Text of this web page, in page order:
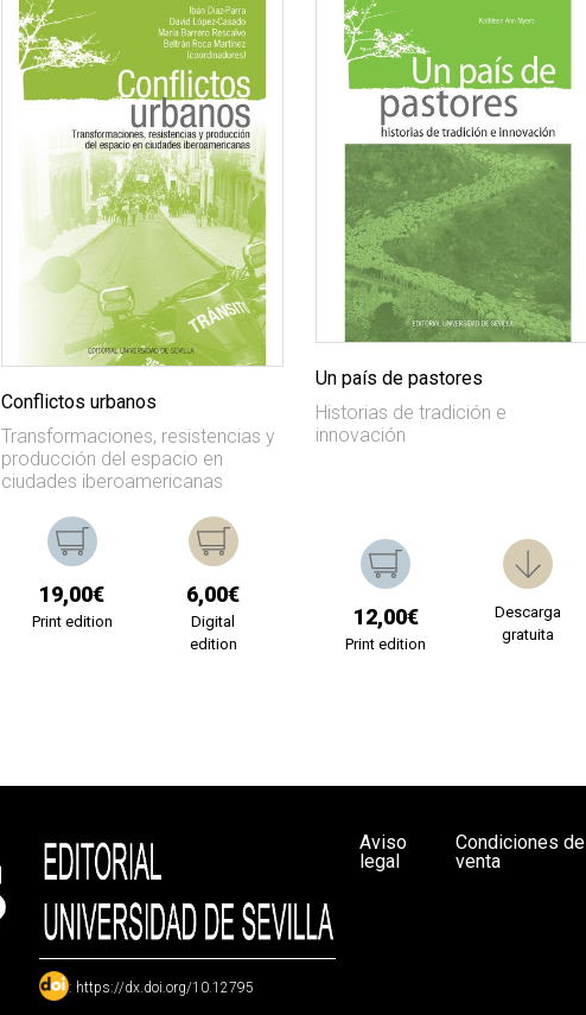
Conflictos urbanos
Transformaciones, resistencias y
producción del espacio en
ciudades iberoamericanas
19,00€
Print edition
6,00€
Digital
edition
Un país de pastores
Historias de tradición e
innovación
12,00€
Print edition
Descarga
gratuita
: https://dx.doi.org/10.12795
Aviso
legal
Condiciones de
venta